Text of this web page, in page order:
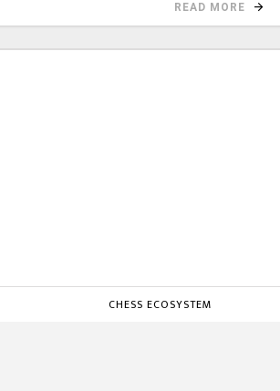
READ MORE
CHESS ECOSYSTEM